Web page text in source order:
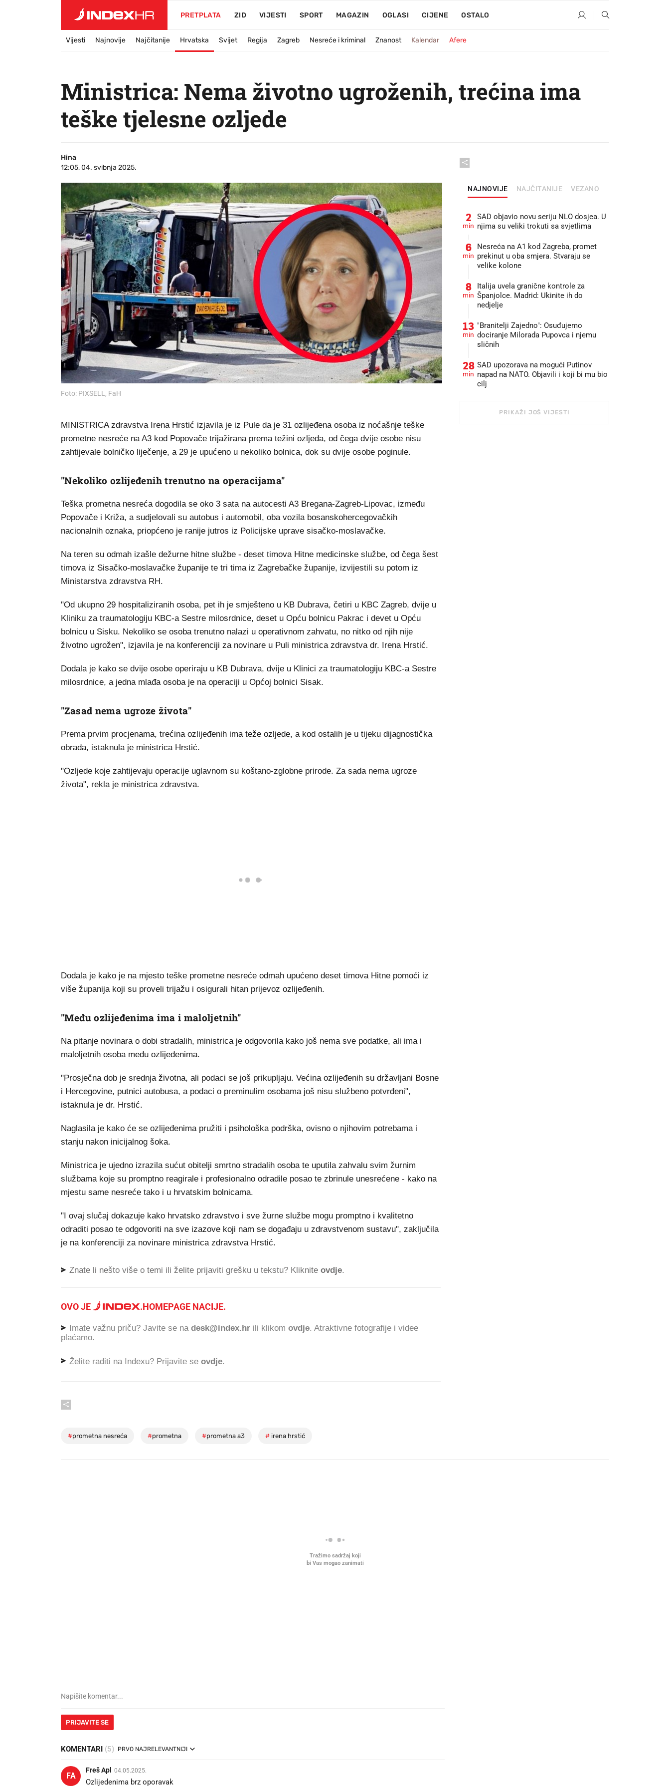
PRETPLATA ZID VIJESTI SPORT MAGAZIN OGLASI CIJENE OSTALO
Vijesti Najnovije Najčitanije Hrvatska Svijet Regija Zagreb Nesreće i kriminal Znanost Kalendar Afere
Ministrica: Nema životno ugroženih, trećina ima
teške tjelesne ozljede
Hina
12:05, 04. svibnja 2025.
Foto: PIXSELL, FaH
MINISTRICA zdravstva Irena Hrstić izjavila je iz Pule da je 31 ozlijeđena osoba iz noćašnje teške
prometne nesreće na A3 kod Popovače trijažirana prema težini ozljeda, od čega dvije osobe nisu
zahtijevale bolničko liječenje, a 29 je upućeno u nekoliko bolnica, dok su dvije osobe poginule.
"Nekoliko ozlijeđenih trenutno na operacijama"
Teška prometna nesreća dogodila se oko 3 sata na autocesti A3 Bregana-Zagreb-Lipovac, između
Popovače i Križa, a sudjelovali su autobus i automobil, oba vozila bosanskohercegovačkih
nacionalnih oznaka, priopćeno je ranije jutros iz Policijske uprave sisačko-moslavačke.
Na teren su odmah izašle dežurne hitne službe - deset timova Hitne medicinske službe, od čega šest
timova iz Sisačko-moslavačke županije te tri tima iz Zagrebačke županije, izvijestili su potom iz
Ministarstva zdravstva RH.
"Od ukupno 29 hospitaliziranih osoba, pet ih je smješteno u KB Dubrava, četiri u KBC Zagreb, dvije u
Kliniku za traumatologiju KBC-a Sestre milosrdnice, deset u Opću bolnicu Pakrac i devet u Opću
bolnicu u Sisku. Nekoliko se osoba trenutno nalazi u operativnom zahvatu, no nitko od njih nije
životno ugrožen", izjavila je na konferenciji za novinare u Puli ministrica zdravstva dr. Irena Hrstić.
Dodala je kako se dvije osobe operiraju u KB Dubrava, dvije u Klinici za traumatologiju KBC-a Sestre
milosrdnice, a jedna mlađa osoba je na operaciji u Općoj bolnici Sisak.
"Zasad nema ugroze života"
Prema prvim procjenama, trećina ozlijeđenih ima teže ozljede, a kod ostalih je u tijeku dijagnostička
obrada, istaknula je ministrica Hrstić.
"Ozljede koje zahtijevaju operacije uglavnom su koštano-zglobne prirode. Za sada nema ugroze
života", rekla je ministrica zdravstva.
Dodala je kako je na mjesto teške prometne nesreće odmah upućeno deset timova Hitne pomoći iz
više županija koji su proveli trijažu i osigurali hitan prijevoz ozlijeđenih.
"Među ozlijeđenima ima i maloljetnih"
Na pitanje novinara o dobi stradalih, ministrica je odgovorila kako još nema sve podatke, ali ima i
maloljetnih osoba među ozlijeđenima.
"Prosječna dob je srednja životna, ali podaci se još prikupljaju. Većina ozlijeđenih su državljani Bosne
i Hercegovine, putnici autobusa, a podaci o preminulim osobama još nisu službeno potvrđeni",
istaknula je dr. Hrstić.
Naglasila je kako će se ozlijeđenima pružiti i psihološka podrška, ovisno o njihovim potrebama i
stanju nakon inicijalnog šoka.
Ministrica je ujedno izrazila sućut obitelji smrtno stradalih osoba te uputila zahvalu svim žurnim
službama koje su promptno reagirale i profesionalno odradile posao te zbrinule unesrećene - kako na
mjestu same nesreće tako i u hrvatskim bolnicama.
"I ovaj slučaj dokazuje kako hrvatsko zdravstvo i sve žurne službe mogu promptno i kvalitetno
odraditi posao te odgovoriti na sve izazove koji nam se događaju u zdravstvenom sustavu", zaključila
je na konferenciji za novinare ministrica zdravstva Hrstić.
Znate li nešto više o temi ili želite prijaviti grešku u tekstu? Kliknite ovdje.
OVO JE .HOMEPAGE NACIJE.
Imate važnu priču? Javite se na desk@index.hr ili klikom ovdje. Atraktivne fotografije i videe
plaćamo.
Želite raditi na Indexu? Prijavite se ovdje.
#prometna nesreća #prometna #prometna a3 # irena hrstić
NAJNOVIJE NAJČITANIJE VEZANO
2
min
SAD objavio novu seriju NLO dosjea. U
njima su veliki trokuti sa svjetlima
6
min
Nesreća na A1 kod Zagreba, promet
prekinut u oba smjera. Stvaraju se
velike kolone
8
min
Italija uvela granične kontrole za
Španjolce. Madrid: Ukinite ih do
nedjelje
13
min
"Branitelji Zajedno": Osuđujemo
dociranje Milorada Pupovca i njemu
sličnih
28
min
SAD upozorava na mogući Putinov
napad na NATO. Objavili i koji bi mu bio
cilj
PRIKAŽI JOŠ VIJESTI
Tražimo sadržaj koji
bi Vas mogao zanimati
PRIJAVITE SE
KOMENTARI (5) PRVO NAJRELEVANTNIJI
FA
Freš Apl 04.05.2025.
Ozlijedenima brz oporavak